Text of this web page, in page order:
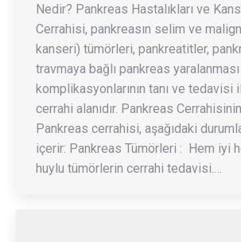
Nedir? Pankreas Hastalıkları ve
Cerrahisi, pankreasın selim ve
kanseri) tümörleri, pankreatitler,
travmaya bağlı pankreas
komplikasyonlarının tanı ve tedavisi
cerrahi alanıdır. Pankreas
Pankreas cerrahisi, aşağıdaki
içerir: Pankreas Tümörleri : Hem iyi
huylu tümörlerin cerrahi tedavisi.…